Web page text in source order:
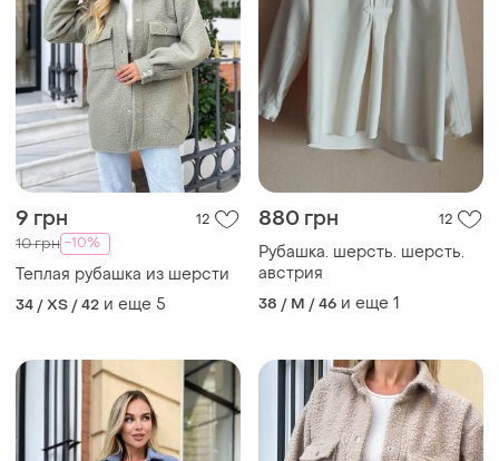
9 грн 12
10 грн -10%
Теплая рубашка из шерсти
34 / XS / 42 и еще 5
880 грн 12
Рубашка. шерсть. шерсть.
австрия
38 / M / 46 и еще 1